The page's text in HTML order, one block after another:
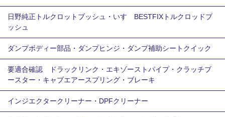
日野純正トルクロットブッシュ・いすゞBESTFIXトルクロッドブ
ッシュ
ダンプボディー部品・ダンプヒンジ・ダンプ補助シートクイック
要適合確認 ドラックリンク・エキゾーストパイプ・クラッチブ
ースター・キャブエアースプリング・ブレーキ
インジエクタークリーナー・DPFクリーナー